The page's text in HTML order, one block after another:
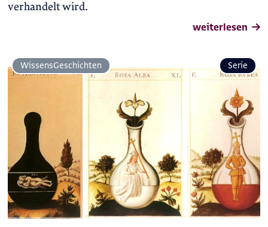
verhandelt wird.
weiterlesen
Wissens­Geschichten Serie